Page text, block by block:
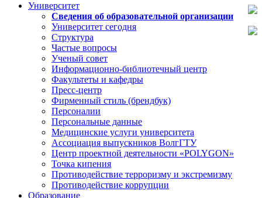
Университет
Сведения об образовательной организации
Университет сегодня
Структура
Частые вопросы
Ученый совет
Информационно-библиотечный центр
Факультеты и кафедры
Пресс-центр
Фирменный стиль (брендбук)
Персоналии
Персональные данные
Медицинские услуги университета
Ассоциация выпускников ВолгГТУ
Центр проектной деятельности «POLYGON»
Точка кипения
Противодействие терроризму и экстремизму
Противодействие коррупции
Образование